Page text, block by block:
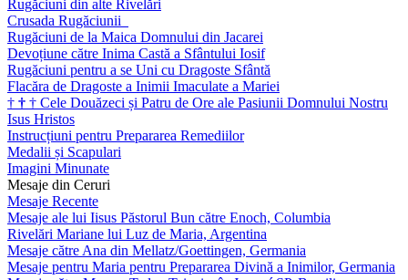
Rugăciuni din alte Rivelări
Crusada Rugăciunii
Rugăciuni de la Maica Domnului din Jacarei
Devoțiune către Inima Castă a Sfântului Iosif
Rugăciuni pentru a se Uni cu Dragoste Sfântă
Flacăra de Dragoste a Inimii Imaculate a Mariei
† † † Cele Douăzeci și Patru de Ore ale Pasiunii Domnului Nostru
Isus Hristos
Instrucțiuni pentru Prepararea Remediilor
Medalii și Scapulari
Imagini Minunate
Mesaje din Ceruri
Mesaje Recente
Mesaje ale lui Iisus Păstorul Bun către Enoch, Columbia
Rivelări Mariane lui Luz de Maria, Argentina
Mesaje către Ana din Mellatz/Goettingen, Germania
Mesaje pentru Maria pentru Prepararea Divină a Inimilor, Germania